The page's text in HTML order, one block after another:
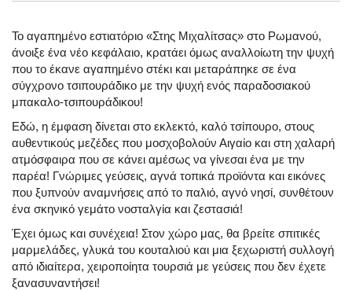
Το αγαπημένο εστιατόριο «Στης Μιχαλίτσας» στο Ρωμανού,
άνοιξε ένα νέο κεφάλαιο, κρατάει όμως αναλλοίωτη την ψυχή
που το έκανε αγαπημένο στέκι και μεταράπηκε σε ένα
σύγχρονο τσιπουράδικο με την ψυχή ενός παραδοσιακού
μπακαλο-τσιπουράδικου!
Εδώ, η έμφαση δίνεται στο εκλεκτό, καλό τσίπουρο, στους
αυθεντικούς μεζέδες που μοσχοβολούν Αιγαίο και στη χαλαρή
ατμόσφαιρα που σε κάνει αμέσως να γίνεσαι ένα με την
παρέα! Γνώριμες γεύσεις, αγνά τοπικά προϊόντα και εικόνες
που ξυπνούν αναμνήσεις από το παλιό, αγνό νησί, συνθέτουν
ένα σκηνικό γεμάτο νοσταλγία και ζεστασιά!
Έχει όμως και συνέχεια! Στον χώρο μας, θα βρείτε σπιτικές
μαρμελάδες, γλυκά του κουταλιού και μια ξεχωριστή συλλογή
από ιδιαίτερα, χειροποίητα τουρσιά με γεύσεις που δεν έχετε
ξανασυναντήσει!